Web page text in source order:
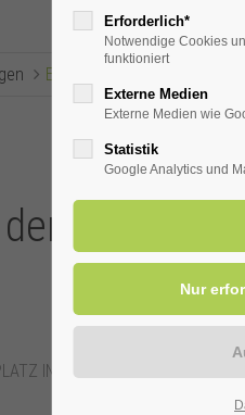
Eventsreader (Timeline)
SGV -
IN ERWITTE
Erforderlich*
Notwendige Cookies
funktioniert
Externe Medien
Externe Medien wie
Statistik
Google Analytics und